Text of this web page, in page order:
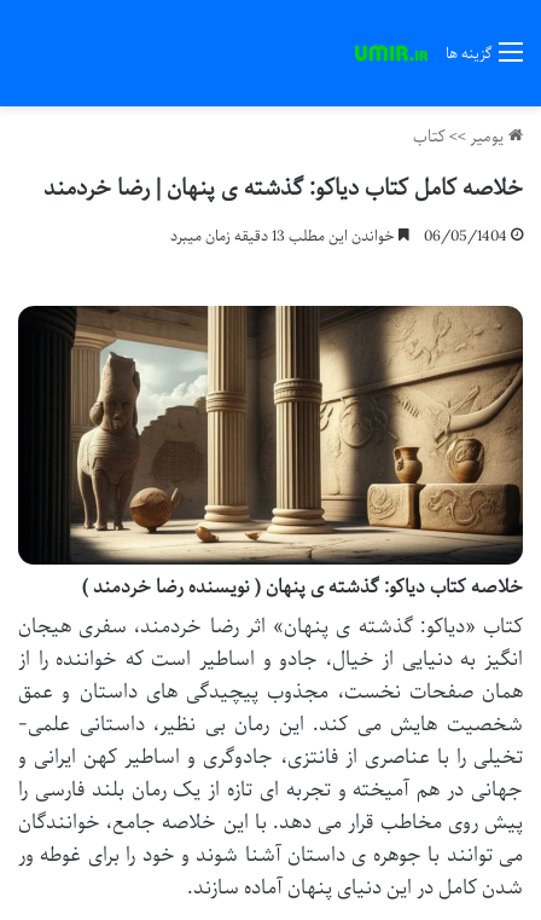
گزینه ها
یومیر>>کتاب
خلاصه کامل کتاب دیاکو: گذشته ی پنهان | رضا خردمند
06/05/1404 خواندن این مطلب 13 دقیقه زمان میبرد
خلاصه کتاب دیاکو: گذشته ی پنهان ( نویسنده رضا خردمند )
کتاب «دیاکو: گذشته ی پنهان» اثر رضا خردمند، سفری هیجان
انگیز به دنیایی از خیال، جادو و اساطیر است که خواننده را از
همان صفحات نخست، مجذوب پیچیدگی های داستان و عمق
شخصیت هایش می کند. این رمان بی نظیر، داستانی علمی-
تخیلی را با عناصری از فانتزی، جادوگری و اساطیر کهن ایرانی و
جهانی در هم آمیخته و تجربه ای تازه از یک رمان بلند فارسی را
پیش روی مخاطب قرار می دهد. با این خلاصه جامع، خوانندگان
می توانند با جوهره ی داستان آشنا شوند و خود را برای غوطه ور
شدن کامل در این دنیای پنهان آماده سازند.